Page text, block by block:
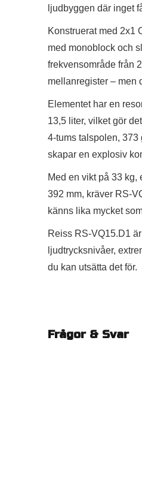
ljudbyggen där inget
Konstruerat med 2x1
med monoblock och
frekvensområde från
mellanregister – men
Elementet har en
13,5 liter, vilket gör
4-tums talspolen, 373
skapar en explosiv
Med en vikt på 33 kg,
392 mm, kräver RS-
känns lika mycket
Reiss RS-VQ15.D1
ljudtrycksnivåer,
du kan utsätta det för.
Frågor & Svar